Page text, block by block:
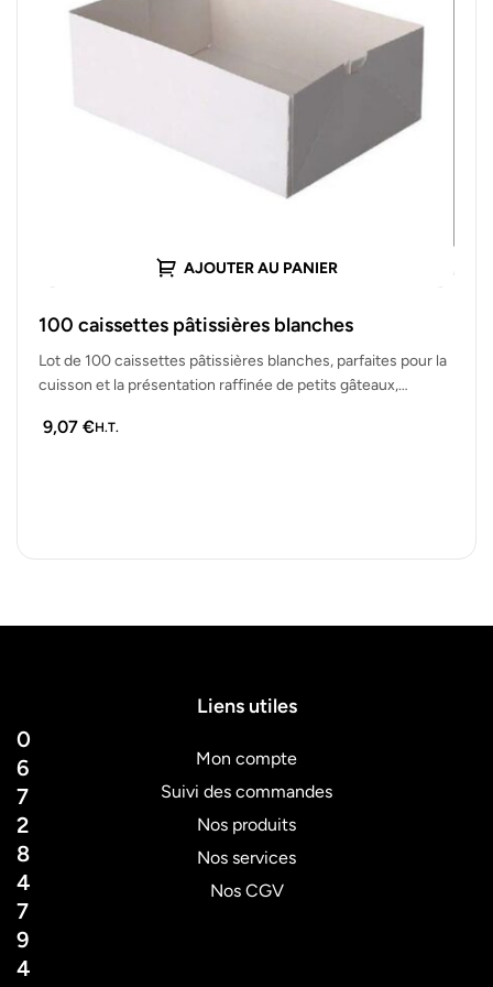
AJOUTER AU PANIER
100 caissettes pâtissières blanches
Lot de 100 caissettes pâtissières blanches, parfaites pour la
cuisson et la présentation raffinée de petits gâteaux,
9,07 €H.T.
0
6
7
2
8
4
7
9
4
Liens utiles
Mon compte
Suivi des commandes
Nos produits
Nos services
Nos CGV